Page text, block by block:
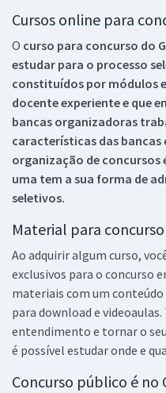
Cursos online para
O curso para concurso do
estudar para o processo
constituídos por módulos
docente experiente e que
bancas organizadoras
características das
organização de
uma tem a sua forma de
seletivos.
Material para concurso
Ao adquirir algum curso,
exclusivos para o concurso
materiais com um
para download e
entendimento e tornar o
é possível estudar onde e
Concurso público é no